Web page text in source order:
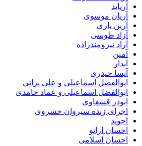
آریابد
آریان موسوی
آرین یاری
آزاد طوسی
آزاد نیرومندزاده
آمین
آیدار
آیسا حیدری
ابوالفضل اسماعیلی و علی براتی
ابوالفضل اسماعیلی و عماد حامدی
ابوذر قشقاوی
اجرای زنده سیروان خسروی
اجوید
احسان اراتو
احسان اسلامی